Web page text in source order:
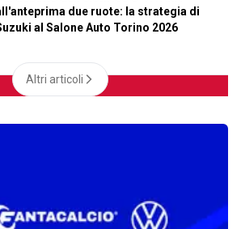
due ruote: la strategia di
al Salone Auto Torino 2026
Altri articoli